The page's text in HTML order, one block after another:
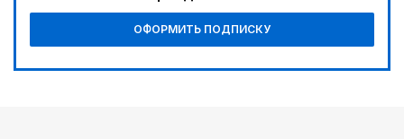
ОФОРМИТЬ ПОДПИСКУ